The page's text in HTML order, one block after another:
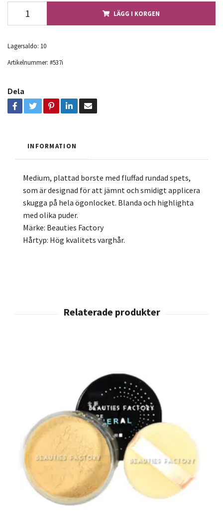
LÄGG I KORGEN
Lagersaldo: 10
Artikelnummer: #537i
Dela
INFORMATION
Medium, plattad borste med fluffad rundad spets,
som är designad för att jämnt och smidigt applicera
skugga på hela ögonlocket. Blanda och highlighta
med olika puder.
Märke: Beauties Factory
Hårtyp: Hög kvalitets varghår.